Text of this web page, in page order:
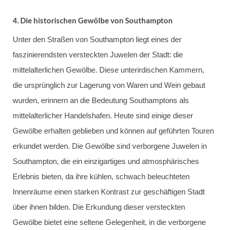
4. Die historischen Gewölbe von Southampton
Unter den Straßen von Southampton liegt eines der
faszinierendsten versteckten Juwelen der Stadt: die
mittelalterlichen Gewölbe. Diese unterirdischen Kammern,
die ursprünglich zur Lagerung von Waren und Wein gebaut
wurden, erinnern an die Bedeutung Southamptons als
mittelalterlicher Handelshafen. Heute sind einige dieser
Gewölbe erhalten geblieben und können auf geführten Touren
erkundet werden. Die Gewölbe sind verborgene Juwelen in
Southampton, die ein einzigartiges und atmosphärisches
Erlebnis bieten, da ihre kühlen, schwach beleuchteten
Innenräume einen starken Kontrast zur geschäftigen Stadt
über ihnen bilden. Die Erkundung dieser versteckten
Gewölbe bietet eine seltene Gelegenheit, in die verborgene